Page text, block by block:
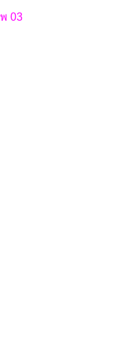
03